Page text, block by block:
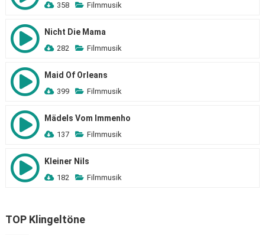
358 Filmmusik
Nicht Die Mama
282 Filmmusik
Maid Of Orleans
399 Filmmusik
Mädels Vom Immenho
137 Filmmusik
Kleiner Nils
182 Filmmusik
TOP Klingeltöne